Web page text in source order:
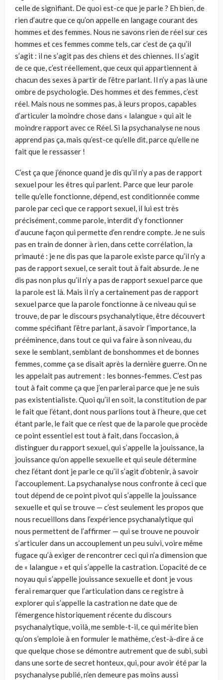
celle de signifiant. De quoi est-ce que je parle ? Eh bien, de
rien d’autre que ce qu’on appelle en langage courant des
hommes et des femmes. Nous ne savons rien de réel sur ces
hommes et ces femmes comme tels, car c’est de ça qu’il
s’agit : il ne s’agit pas des chiens et des chiennes. Il s’agit
de ce que, c’est réellement, que ceux qui appartiennent à
chacun des sexes à partir de l’être parlant. Il n’y a pas là une
ombre de psychologie. Des hommes et des femmes, c’est
réel. Mais nous ne sommes pas, à leurs propos, capables
d’articuler la moindre chose dans « lalangue » qui ait le
moindre rapport avec ce Réel. Si la psychanalyse ne nous
apprend pas ça, mais qu’est-ce qu’elle dit, parce qu’elle ne
fait que le ressasser !
C’est ça que j’énonce quand je dis qu’il n’y a pas de rapport
sexuel pour les êtres qui parlent. Parce que leur parole
telle qu’elle fonctionne, dépend, est conditionnée comme
parole par ceci que ce rapport sexuel, il lui est très
précisément, comme parole, interdit d’y fonctionner
d’aucune façon qui permette d’en rendre compte. Je ne suis
pas en train de donner à rien, dans cette corrélation, la
primauté : je ne dis pas que la parole existe parce qu’il n’y a
pas de rapport sexuel, ce serait tout à fait absurde. Je ne
dis pas non plus qu’il n’y a pas de rapport sexuel parce que
la parole est là. Mais il n’y a certainement pas de rapport
sexuel parce que la parole fonctionne à ce niveau qui se
trouve, de par le discours psychanalytique, être découvert
comme spécifiant l’être parlant, à savoir l’importance, la
prééminence, dans tout ce qui va faire à son niveau, du
sexe le semblant, semblant de bonshommes et de bonnes
femmes, comme ça se disait après la dernière guerre. On ne
les appelait pas autrement : les bonnes-femmes. C’est pas
tout à fait comme ça que j’en parlerai parce que je ne suis
pas existentialiste. Quoi qu’il en soit, la constitution de par
le fait que l’étant, dont nous parlions tout à l’heure, que cet
étant parle, le fait que ce n’est que de la parole que procède
ce point essentiel est tout à fait, dans l’occasion, à
distinguer du rapport sexuel, qui s’appelle la jouissance, la
jouissance qu’on appelle sexuelle et qui seule détermine
chez l’étant dont je parle ce qu’il s’agit d’obtenir, à savoir
l’accouplement. La psychanalyse nous confronte à ceci que
tout dépend de ce point pivot qui s’appelle la jouissance
sexuelle et qui se trouve — c’est seulement les propos que
nous recueillons dans l’expérience psychanalytique qui
nous permettent de l’affirmer — qui se trouve ne pouvoir
s’articuler dans un accouplement un peu suivi, voire même
fugace qu’à exiger de rencontrer ceci qui n’a dimension que
de « lalangue » et qui s’appelle la castration. L’opacité de ce
noyau qui s’appelle jouissance sexuelle et dont je vous
ferai remarquer que l’articulation dans ce registre à
explorer qui s’appelle la castration ne date que de
l’émergence historiquement récente du discours
psychanalytique, voilà, me semble-t-il, ce qui mérite bien
qu’on s’emploie à en formuler le mathème, c’est-à-dire à ce
que quelque chose se démontre autrement que de subi, subi
dans une sorte de secret honteux, qui, pour avoir été par la
psychanalyse publié, n’en demeure pas moins aussi